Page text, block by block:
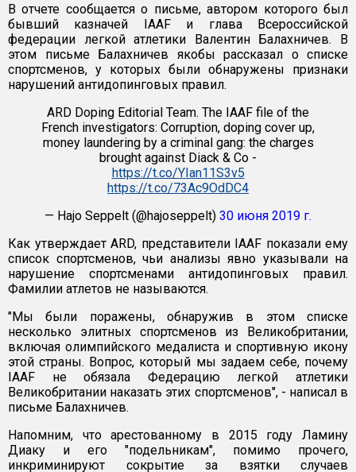
В отчете сообщается о письме, автором которого был
бывший казначей IAAF и глава Всероссийской
федерации легкой атлетики Валентин Балахничев. В
этом письме Балахничев якобы рассказал о списке
спортсменов, у которых были обнаружены признаки
нарушений антидопинговых правил.
ARD Doping Editorial Team. The IAAF file of the
French investigators: Corruption, doping cover up,
money laundering by a criminal gang: the charges
brought against Diack & Co -
https://t.co/YIan11S3v5
https://t.co/73Ac9OdDC4
— Hajo Seppelt (@hajoseppelt) 30 июня 2019 г.
Как утверждает ARD, представители IAAF показали ему
список спортсменов, чьи анализы явно указывали на
нарушение спортсменами антидопинговых правил.
Фамилии атлетов не называются.
"Мы были поражены, обнаружив в этом списке
несколько элитных спортсменов из Великобритании,
включая олимпийского медалиста и спортивную икону
этой страны. Вопрос, который мы задаем себе, почему
IAAF не обязала Федерацию легкой атлетики
Великобритании наказать этих спортсменов", - написал в
письме Балахничев.
Напомним, что арестованному в 2015 году Ламину
Диаку и его "подельникам", помимо прочего,
инкриминируют сокрытие за взятки случаев